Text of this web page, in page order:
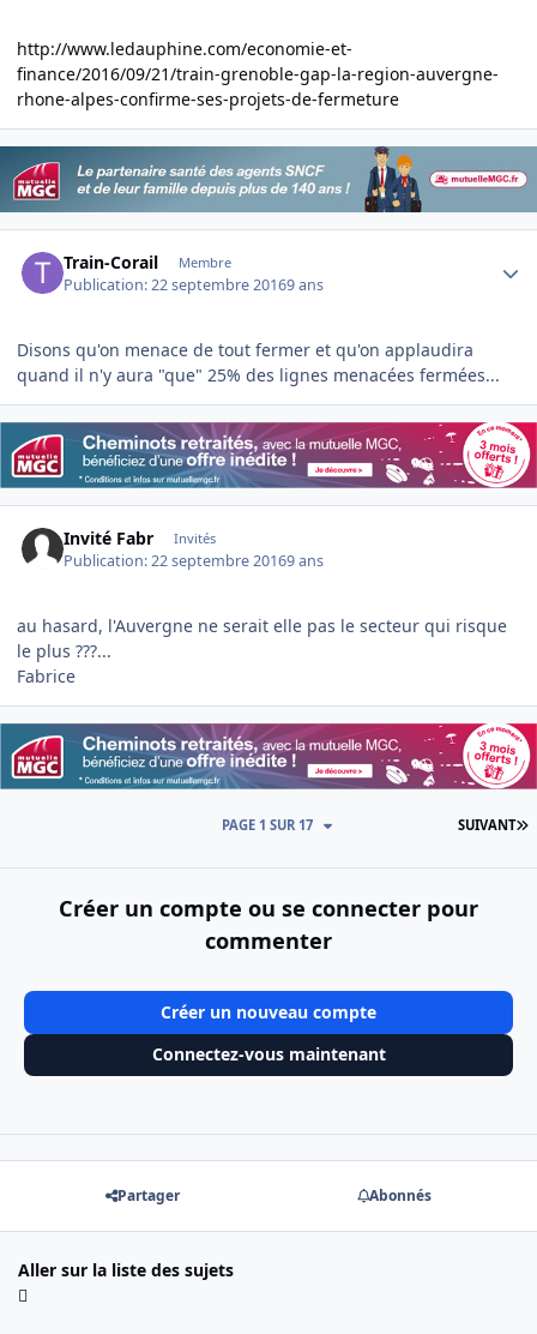
http://www.ledauphine.com/economie-et-
finance/2016/09/21/train-grenoble-gap-la-region-auvergne-
rhone-alpes-confirme-ses-projets-de-fermeture
Train-Corail Membre
Publication:22 septembre 20169 ans
Disons qu'on menace de tout fermer et qu'on applaudira
quand il n'y aura "que" 25% des lignes menacées fermées...
Invité Fabr Invités
Publication:22 septembre 20169 ans
au hasard, l'Auvergne ne serait elle pas le secteur qui risque
le plus ???...
Fabrice
SUIVANT
PAGE 1 SUR 17
Créer un compte ou se connecter pour
commenter
Créer un nouveau compte
Connectez-vous maintenant
Partager Abonnés
Aller sur la liste des sujets